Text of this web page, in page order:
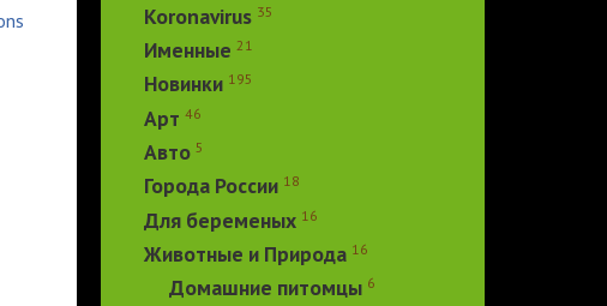
Koronavirus 35
Именные 21
Новинки 195
Арт 46
Авто 5
Города России 18
Для беременых 16
Животные и Природа 16
Домашние питомцы 6